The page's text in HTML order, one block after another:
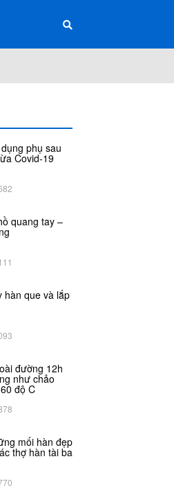
phụ sau
Covid-19
quang tay –
hàn que và lắp
đường 12h
như chảo
độ C
mối hàn đẹp
thợ hàn tài ba